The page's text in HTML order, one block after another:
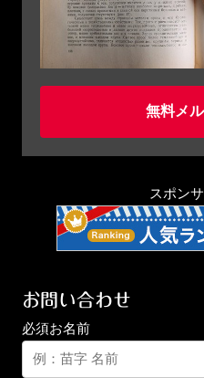
無料メ
スポン
お問い合わせ
必須お名前